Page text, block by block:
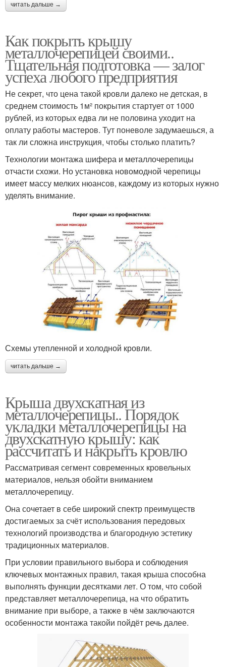
читать дальше →
Как покрыть крышу
металлочерепицей своими..
Тщательная подготовка — залог
успеха любого предприятия
Не секрет, что цена такой кровли далеко не детская, в
среднем стоимость 1м² покрытия стартует от 1000
рублей, из которых едва ли не половина уходит на
оплату работы мастеров. Тут поневоле задумаешься, а
так ли сложна инструкция, чтобы столько платить?
Технологии монтажа шифера и металлочерепицы
отчасти схожи. Но установка новомодной черепицы
имеет массу мелких нюансов, каждому из которых нужно
уделять внимание.
Схемы утепленной и холодной кровли.
читать дальше →
Крыша двухскатная из
металлочерепицы.. Порядок
укладки металлочерепицы на
двухскатную крышу: как
рассчитать и накрыть кровлю
Рассматривая сегмент современных кровельных
материалов, нельзя обойти вниманием
металлочерепицу.
Она сочетает в себе широкий спектр преимуществ
достигаемых за счёт использования передовых
технологий производства и благородную эстетику
традиционных материалов.
При условии правильного выбора и соблюдения
ключевых монтажных правил, такая крыша способна
выполнять функции десятками лет. О том, что собой
представляет металлочерепица, на что обратить
внимание при выборе, а также в чём заключаются
особенности монтажа такойи пойдёт речь далее.